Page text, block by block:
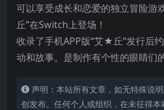
可以享受成长和恋爱的独立冒险游
丘”在Switch上登场！
收录了手机APP版“艾★丘”发行后
动和故事。是制作有个性的眼睛们
声明：本站所有文章，如无特殊说
创发布。任何个人或组织，在未征得本